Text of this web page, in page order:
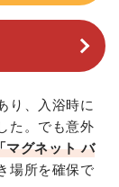
り、入浴時に
た。でも意外
グネット バ
場所を確保で